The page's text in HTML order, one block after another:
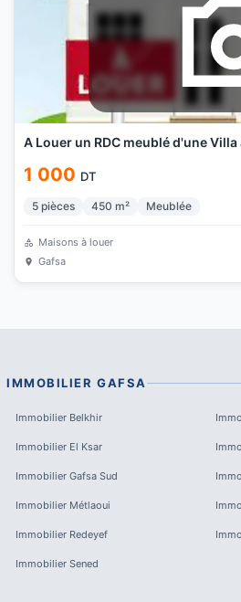
A Louer un RDC meublé d'une Villa
1 000 DT
5 pièces 450 m² Meublée
Maisons à louer
Gafsa
IMMOBILIER GAFSA
Immobilier Belkhir
Immobilier El Ksar
Immobilier Gafsa Sud
Immobilier Métlaoui
Immobilier Redeyef
Immobilier Sened